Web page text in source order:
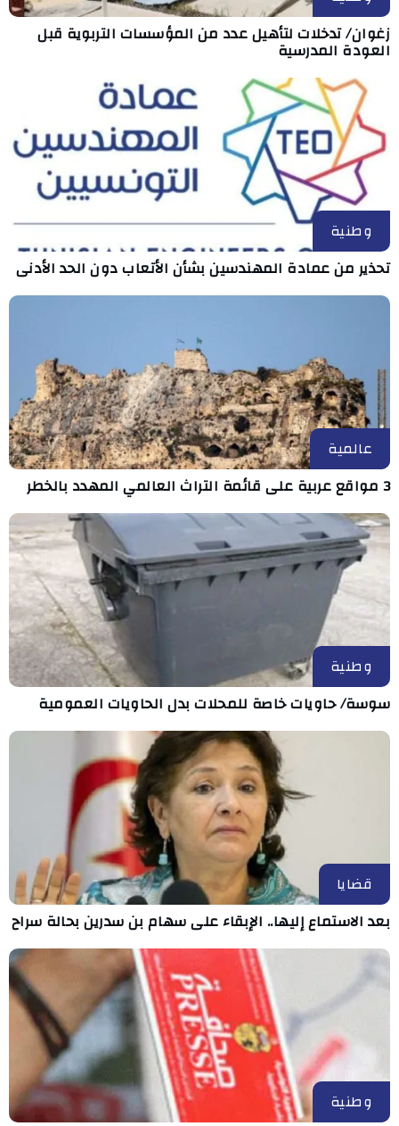
زغوان/ تدخلات لتأهيل عدد من المؤسسات التربوية قبل
العودة المدرسية
وطنية
تحذير من عمادة المهندسين بشأن الأتعاب دون الحد الأدنى
عالمية
3 مواقع عربية على قائمة التراث العالمي المهدد بالخطر
وطنية
سوسة/ حاويات خاصة للمحلات بدل الحاويات العمومية
قضايا
بعد الاستماع إليها.. الإبقاء على سهام بن سدرين بحالة سراح
وطنية